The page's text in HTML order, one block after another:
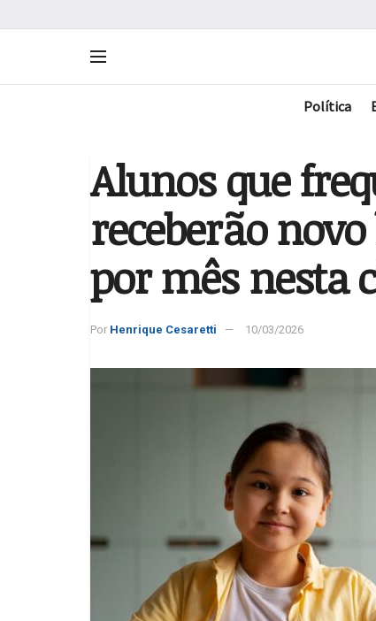
Política
Alunos que
receberão
por mês nesta
Por Henrique Cesaretti 10/03/2026